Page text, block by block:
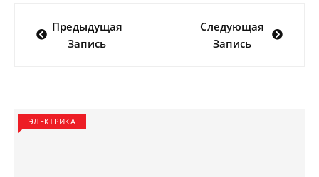
по
Предыдущая
Запись
Следующая
Запись
ЭЛЕКТРИКА